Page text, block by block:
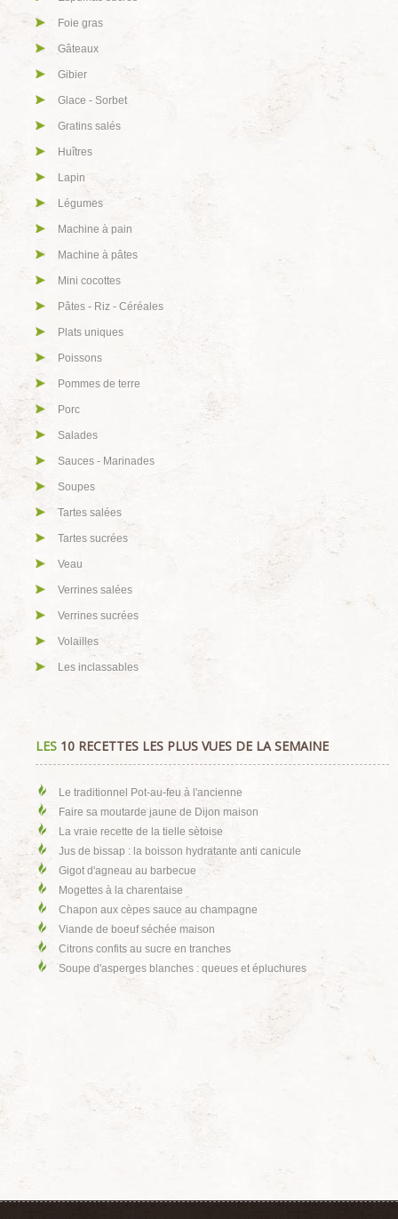
Foie gras
Gâteaux
Gibier
Glace - Sorbet
Gratins salés
Huîtres
Lapin
Légumes
Machine à pain
Machine à pâtes
Mini cocottes
Pâtes - Riz - Céréales
Plats uniques
Poissons
Pommes de terre
Porc
Salades
Sauces - Marinades
Soupes
Tartes salées
Tartes sucrées
Veau
Verrines salées
Verrines sucrées
Volailles
Les inclassables
LES 10 RECETTES LES PLUS VUES DE LA SEMAINE
Le traditionnel Pot-au-feu à l'ancienne
Faire sa moutarde jaune de Dijon maison
La vraie recette de la tielle sètoise
Jus de bissap : la boisson hydratante anti canicule
Gigot d'agneau au barbecue
Mogettes à la charentaise
Chapon aux cèpes sauce au champagne
Viande de boeuf séchée maison
Citrons confits au sucre en tranches
Soupe d'asperges blanches : queues et épluchures